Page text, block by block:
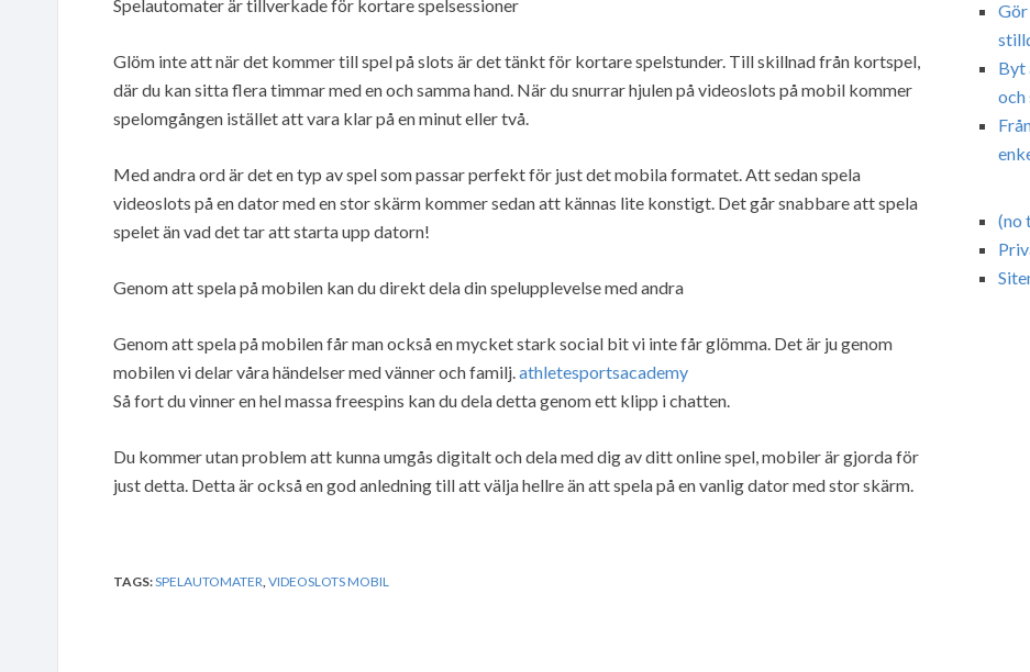
Spelautomater är tillverkade för kortare spelsessioner
Glöm inte att när det kommer till spel på slots är det tänkt för kortare spelstunder. Till skillnad från kortspel,
där du kan sitta flera timmar med en och samma hand. När du snurrar hjulen på videoslots på mobil kommer
spelomgången istället att vara klar på en minut eller två.
Med andra ord är det en typ av spel som passar perfekt för just det mobila formatet. Att sedan spela
videoslots på en dator med en stor skärm kommer sedan att kännas lite konstigt. Det går snabbare att spela
spelet än vad det tar att starta upp datorn!
Genom att spela på mobilen kan du direkt dela din spelupplevelse med andra
Genom att spela på mobilen får man också en mycket stark social bit vi inte får glömma. Det är ju genom
mobilen vi delar våra händelser med vänner och familj.athletesportsacademy
Så fort du vinner en hel massa freespins kan du dela detta genom ett klipp i chatten.
Du kommer utan problem att kunna umgås digitalt och dela med dig av ditt online spel, mobiler är gjorda för
just detta. Detta är också en god anledning till att välja hellre än att spela på en vanlig dator med stor skärm.
TAGS:SPELAUTOMATER VIDEOSLOTS MOBIL
Gör
Byt
och
(no